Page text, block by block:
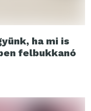
ha mi is
felbukkanó